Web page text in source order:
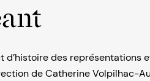
d’histoire des représentations
de Catherine Volpilhac-